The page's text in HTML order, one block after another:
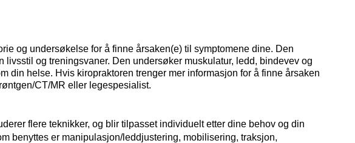
og undersøkelse for å finne årsaken(e) til symptomene dine. Den
livsstil og treningsvaner. Den undersøker muskulatur, ledd, bindevev og
din helse. Hvis kiropraktoren trenger mer informasjon for å finne årsaken
CT/MR eller legespesialist.
flere teknikker, og blir tilpasset individuelt etter dine behov og din
benyttes er manipulasjon/leddjustering, mobilisering, traksjon,